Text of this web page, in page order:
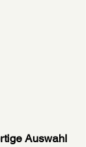
Auswahl